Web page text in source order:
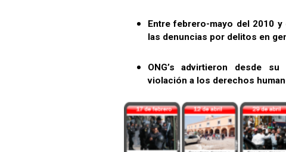
Entre febrero-mayo del 2010
las denuncias por delitos en
ONG’s advirtieron desde
violación a los derechos